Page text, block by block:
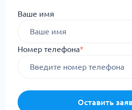
Ваше имя
Номер телефона*
Оставить